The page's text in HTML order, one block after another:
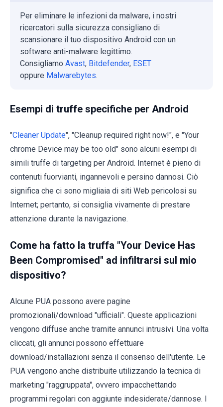
Per eliminare le infezioni da malware, i nostri
ricercatori sulla sicurezza consigliano di
scansionare il tuo dispositivo Android con un
software anti-malware legittimo.
Consigliamo Avast, Bitdefender, ESET
oppure Malwarebytes.
Esempi di truffe specifiche per Android
"Cleaner Update", "Cleanup required right now!", e "Your
chrome Device may be too old" sono alcuni esempi di
simili truffe di targeting per Android. Internet è pieno di
contenuti fuorvianti, ingannevoli e persino dannosi. Ciò
significa che ci sono migliaia di siti Web pericolosi su
Internet; pertanto, si consiglia vivamente di prestare
attenzione durante la navigazione.
Come ha fatto la truffa "Your Device Has
Been Compromised" ad infiltrarsi sul mio
dispositivo?
Alcune PUA possono avere pagine
promozionali/download "ufficiali". Queste applicazioni
vengono diffuse anche tramite annunci intrusivi. Una volta
cliccati, gli annunci possono effettuare
download/installazioni senza il consenso dell'utente. Le
PUA vengono anche distribuite utilizzando la tecnica di
marketing "raggruppata", ovvero impacchettando
programmi regolari con aggiunte indesiderate/dannose. I